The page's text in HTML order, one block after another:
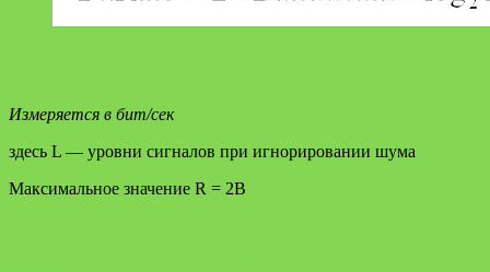
Измеряется в бит/сек
здесь L — уровни сигналов при игнорировании шума
Максимальное значение R = 2В